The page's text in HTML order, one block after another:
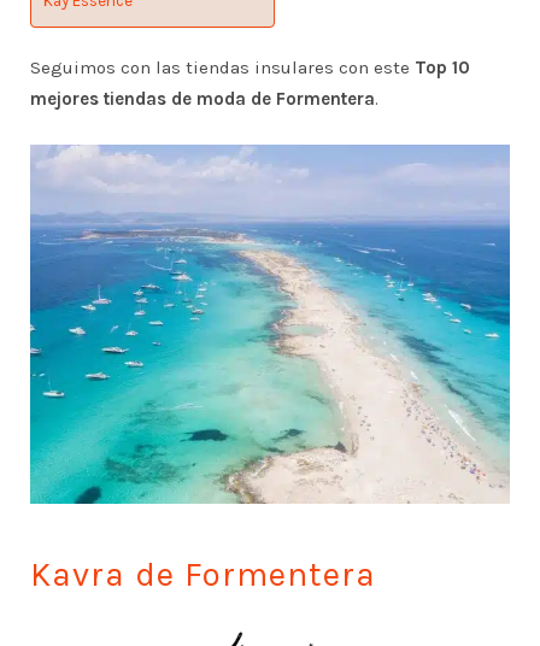
Seguimos con las tiendas insulares con este Top 10
mejores tiendas de moda de Formentera.
Kavra de Formentera